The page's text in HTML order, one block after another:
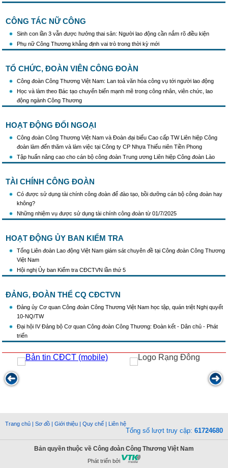
CÔNG TÁC NỮ CÔNG
Sinh con lần 3 vẫn được hưởng thai sản: Người lao động cần nắm rõ điều kiện
Phụ nữ Công Thương khẳng định vai trò trong thời kỳ mới
TỔ CHỨC, ĐOÀN VIÊN CÔNG ĐOÀN
Công đoàn Công Thương Việt Nam: Lan toả văn hóa công vụ tới người lao động
Học và làm theo Bác tạo chuyển biến mạnh mẽ trong công nhân, viên chức, lao
động ngành Công Thương
HOẠT ĐỘNG ĐỐI NGOẠI
Công đoàn Công Thương Việt Nam và Đoàn đại biểu Cao cấp TW Liên hiệp Công
đoàn làm đến thăm và làm việc tại Công ty CP Nhựa Thiếu niên Tiền Phong
Tập huấn nâng cao cho cán bộ công đoàn Trung ương Liên hiệp Công đoàn Lào
TÀI CHÍNH CÔNG ĐOÀN
Có được sử dụng tài chính công đoàn để đào tạo, bồi dưỡng cán bộ công đoàn hay
không?
Những nhiệm vụ được sử dụng tài chính công đoàn từ 01/7/2025
HOẠT ĐỘNG ỦY BAN KIỂM TRA
Tổng Liên đoàn Lao động Việt Nam giám sát chuyên đề tại Công đoàn Công Thương
Việt Nam
Hội nghị Ủy ban Kiểm tra CĐCTVN lần thứ 5
ĐẢNG, ĐOÀN THỂ CQ CĐCTVN
Đảng ủy Cơ quan Công đoàn Công Thương Việt Nam học tập, quán triệt Nghị quyết
10-NQ/TW
Đại hội IV Đảng bộ Cơ quan Công đoàn Công Thương: Đoàn kết - Dân chủ - Phát
triển
Trang chủ | Sơ đồ | Giới thiệu | Quy chế | Liên hệ
Tổng số lượt truy cập: 61724680
Bản quyền thuộc về Công đoàn Công Thương Việt Nam
Phát triển bởi